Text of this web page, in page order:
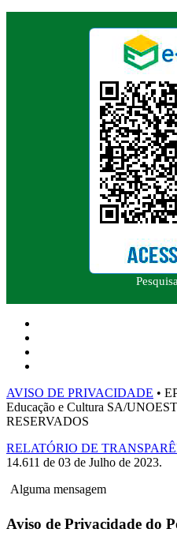
AVISO DE PRIVACIDADE •
Educação e Cultura SA/
RESERVADOS
RELATÓRIO DE
14.611 de 03 de Julho de 2023.
Alguma mensagem
Aviso de Privacidade do